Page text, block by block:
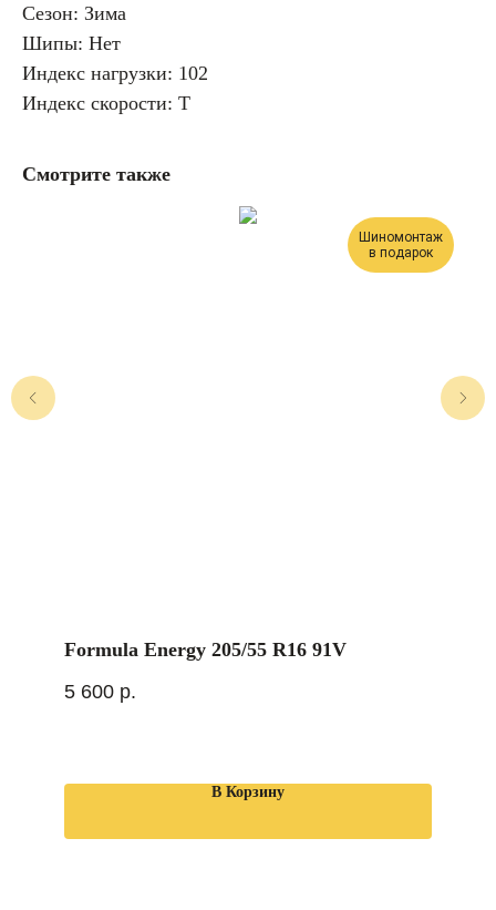
Сезон: Зима
Шипы: Нет
Индекс нагрузки: 102
Индекс скорости: T
Смотрите также
Шиномонтаж
в подарок
Formula Energy 205/55 R16 91V
5 600 р.
В Корзину